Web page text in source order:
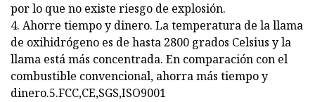
por lo que no existe riesgo de explosión.
4. Ahorre tiempo y dinero. La temperatura de la llama
de oxihidrógeno es de hasta 2800 grados Celsius y la
llama está más concentrada. En comparación con el
combustible convencional, ahorra más tiempo y
dinero.5.FCC,CE,SGS,ISO9001